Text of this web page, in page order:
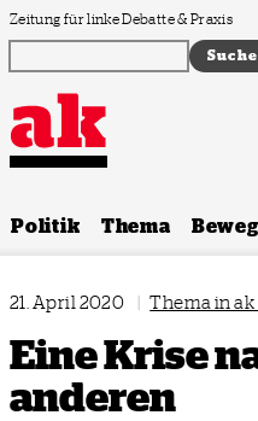
Zum Inhalt springen
Zeitung für linke Debatte & Praxis
Politik Thema
21. April 2020 | Thema in
Eine Krise
anderen